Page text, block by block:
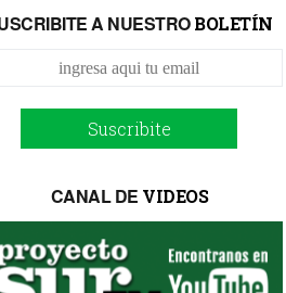
A NUESTROBOLETÍN
Suscribite
CANAL DE VIDEOS